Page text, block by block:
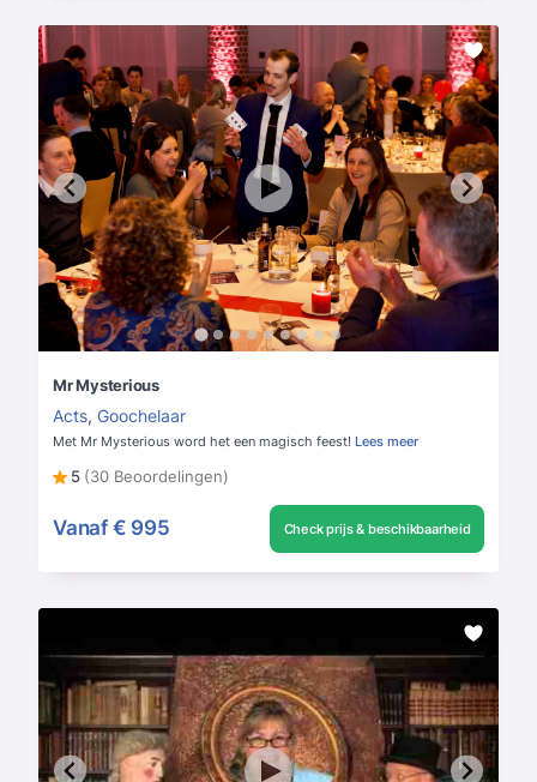
Mr Mysterious
Acts, Goochelaar
Met Mr Mysterious word het een magisch feest! Lees meer
5 (30 Beoordelingen)
Vanaf € 995 Check prijs & beschikbaarheid